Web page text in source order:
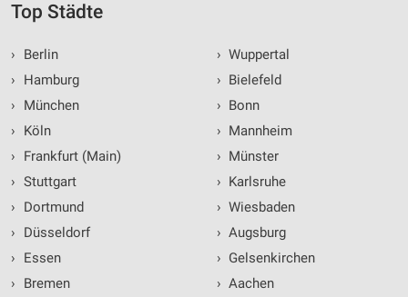
Top Städte
›
Berlin
›
Hamburg
›
München
›
Köln
›
Frankfurt (Main)
› Stuttgart
›
Dortmund
›
Düsseldorf
›
Essen
›
Bremen
› Wuppertal
› Bielefeld
› Bonn
› Mannheim
› Münster
› Karlsruhe
› Wiesbaden
› Augsburg
› Gelsenkirchen
› Aachen